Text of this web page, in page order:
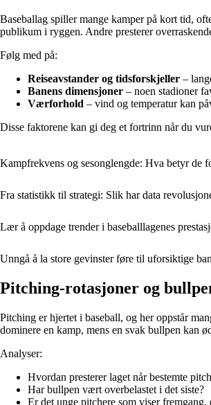
Baseballag spiller mange kamper på kort tid,
publikum i ryggen. Andre presterer
Følg med på:
Reiseavstander og tidsforskjeller –
Banens dimensjoner – noen stadioner
Værforhold – vind og temperatur kan
Disse faktorene kan gi deg et fortrinn når du
Kampfrekvens og sesonglengde: Hva betyr de
Fra statistikk til strategi: Slik har data
Lær å oppdage trender i baseballlagenes
Unngå å la store gevinster føre til uforsiktige
Pitching-rotasjoner og
Pitching er hjertet i baseball, og her oppstår
dominere en kamp, mens en svak bullpen kan
Analyser:
Hvordan presterer laget når bestemte
Har bullpen vært overbelastet i det siste?
Er det unge pitchere som viser fremgang,